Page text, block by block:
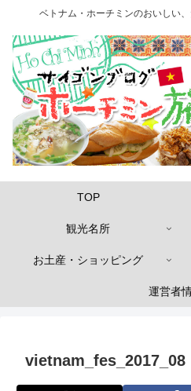
ベトナム・ホーチミンのおいしい
TOP
観光名所
お土産・ショッピング
運営者
vietnam_fes_2017_08